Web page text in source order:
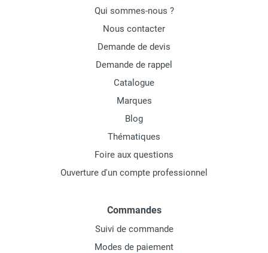
Qui sommes-nous ?
Nous contacter
Demande de devis
Demande de rappel
Catalogue
Marques
Blog
Thématiques
Foire aux questions
Ouverture d'un compte professionnel
Commandes
Suivi de commande
Modes de paiement